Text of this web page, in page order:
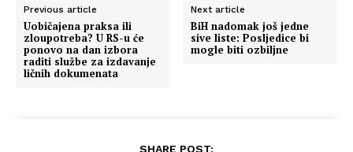
Previous article
Uobičajena praksa ili
zloupotreba? U RS-u će
ponovo na dan izbora
raditi službe za izdavanje
ličnih dokumenata
Next article
BiH nadomak još jedne
sive liste: Posljedice bi
mogle biti ozbiljne
SHARE POST: